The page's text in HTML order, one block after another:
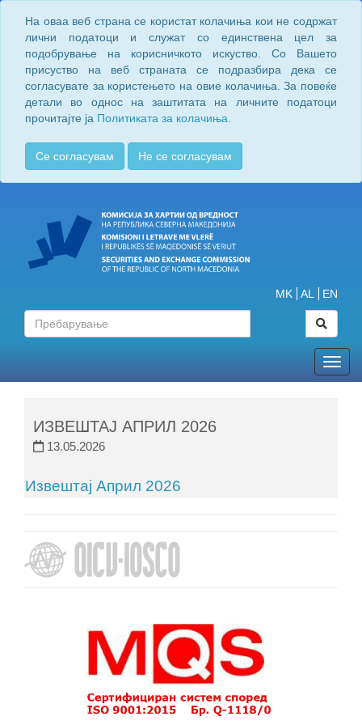
На оваа веб страна се користат колачиња кои не содржат
лични податоци и служат со единствена цел за
подобрување на корисничкото искуство. Со Вашето
присуство на веб страната се подразбира дека се
согласувате за користењето на овие колачиња. За повеќе
детали во однос на заштитата на личните податоци
прочитајте ја Политиката за колачиња.
Се согласувам Не се согласувам
MK AL EN
ИЗВЕШТАЈ АПРИЛ 2026
13.05.2026
Извештај Април 2026